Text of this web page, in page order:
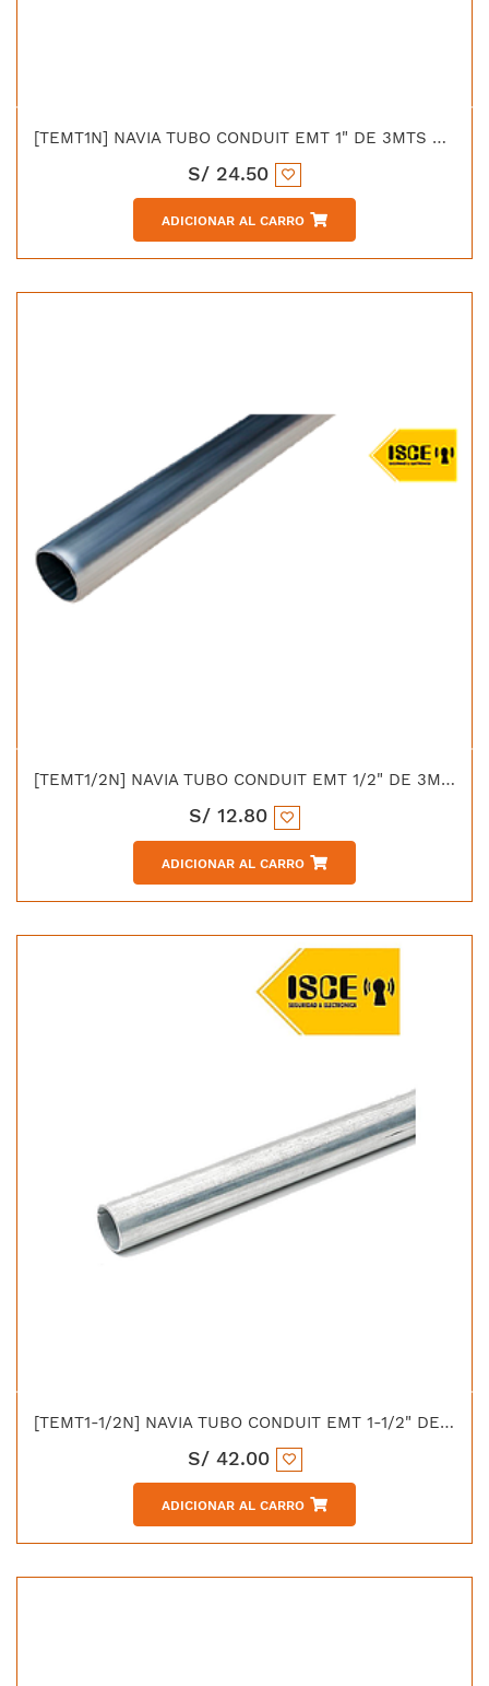
[TEMT1N] NAVIA TUBO CONDUIT EMT 1" DE 3MTS UL (EMT-100H)
S/ 24.50
ADICIONAR AL CARRO
[TEMT1/2N] NAVIA TUBO CONDUIT EMT 1/2" DE 3MTS UL (EMT-050H(A))
S/ 12.80
ADICIONAR AL CARRO
[TEMT1-1/2N] NAVIA TUBO CONDUIT EMT 1-1/2" DE 3MTS UL (EMT-150H)
S/ 42.00
ADICIONAR AL CARRO